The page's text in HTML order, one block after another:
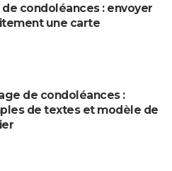
de condoléances : envoyer
une carte
de condoléances :
de textes et modèle de